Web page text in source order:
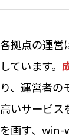
各拠点の運営
しています。
り、運営者の
高いサービス
を画す、win-